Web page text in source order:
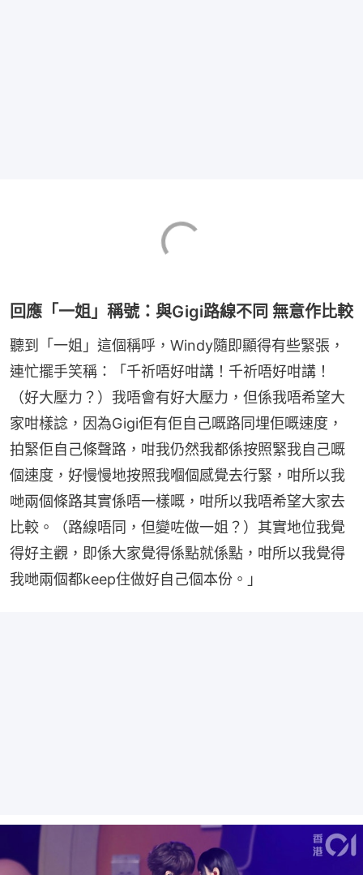
回應「一姐」稱號：與Gigi路線不同 無意作比較
聽到「一姐」這個稱呼，Windy隨即顯得有些緊張，
連忙擺手笑稱：「千祈唔好咁講！千祈唔好咁講！
（好大壓力？）我唔會有好大壓力，但係我唔希望大
家咁樣諗，因為Gigi佢有佢自己嘅路同埋佢嘅速度，
拍緊佢自己條聲路，咁我仍然我都係按照緊我自己嘅
個速度，好慢慢地按照我嗰個感覺去行緊，咁所以我
哋兩個條路其實係唔一樣嘅，咁所以我唔希望大家去
比較。（路線唔同，但變咗做一姐？）其實地位我覺
得好主觀，即係大家覺得係點就係點，咁所以我覺得
我哋兩個都keep住做好自己個本份。」